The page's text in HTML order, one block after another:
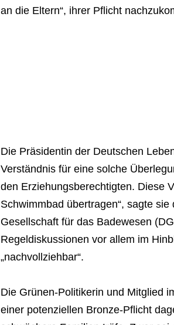
an die Eltern“, ihrer Pflicht
Die Präsidentin der Deutschen
Verständnis für eine solche
den Erziehungsberechtigten. Diese
Schwimmbad übertragen“, sagte
Gesellschaft für das Badewesen
Regeldiskussionen vor allem im
„nachvollziehbar“.
Die Grünen-Politikerin und Mitglied
einer potenziellen Bronze-Pflicht